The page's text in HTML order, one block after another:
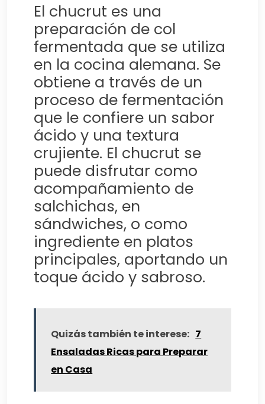
El chucrut es una
preparación de col
fermentada que se utiliza
en la cocina alemana. Se
obtiene a través de un
proceso de fermentación
que le confiere un sabor
ácido y una textura
crujiente. El chucrut se
puede disfrutar como
acompañamiento de
salchichas, en
sándwiches, o como
ingrediente en platos
principales, aportando un
toque ácido y sabroso.
Quizás también te interese: 7
Ensaladas Ricas para Preparar
en Casa